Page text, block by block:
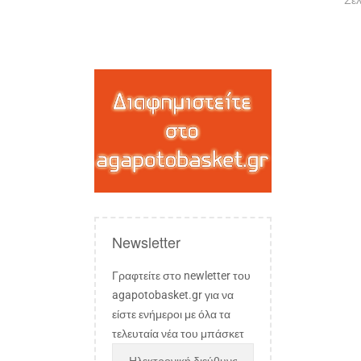
Newsletter
Γραφτείτε στο newletter του
agapotobasket.gr για να
είστε ενήμεροι με όλα τα
τελευταία νέα του μπάσκετ